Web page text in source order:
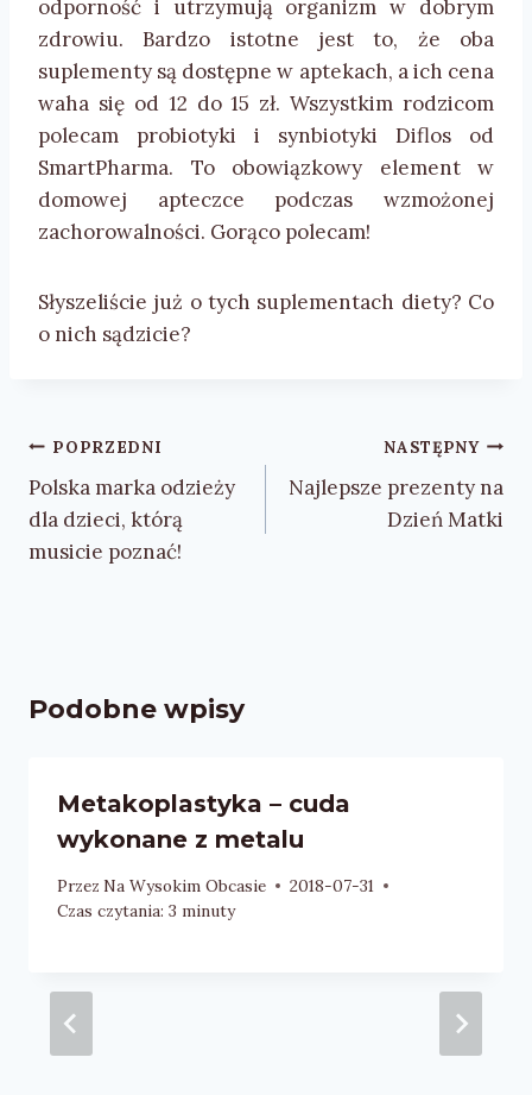
odporność i utrzymują organizm w dobrym
zdrowiu. Bardzo istotne jest to, że oba
suplementy są dostępne w aptekach, a ich cena
waha się od 12 do 15 zł. Wszystkim rodzicom
polecam probiotyki i synbiotyki Diflos od
SmartPharma. To obowiązkowy element w
domowej apteczce podczas wzmożonej
zachorowalności. Gorąco polecam!
Słyszeliście już o tych suplementach diety? Co
o nich sądzicie?
Nawigacja
wpisu
POPRZEDNI
Polska marka odzieży
dla dzieci, którą
musicie poznać!
NASTĘPNY
Najlepsze prezenty na
Dzień Matki
Podobne wpisy
Metakoplastyka – cuda
wykonane z metalu
Przez Na Wysokim Obcasie
2018-07-31
Czas czytania: 3 minuty